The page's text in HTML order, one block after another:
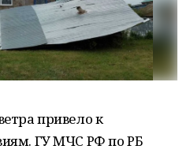
привело к
ГУ МЧС РФ по РБ